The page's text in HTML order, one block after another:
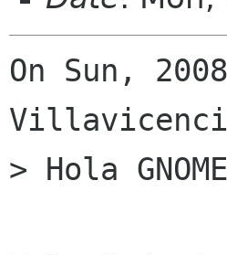
On Sun,
> Hola